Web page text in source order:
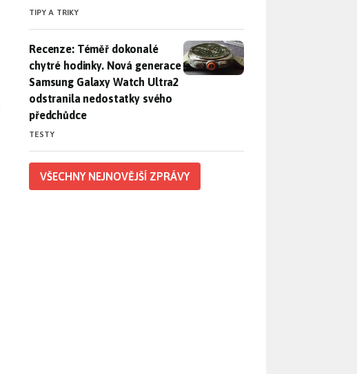
TIPY A TRIKY
Recenze: Téměř dokonalé chytré hodinky. Nová generace
Recenze: Téměř dokonalé
chytré hodinky. Nová generace
Samsung Galaxy Watch Ultra2
odstranila nedostatky svého
předchůdce
TESTY
VŠECHNY NEJNOVĚJŠÍ ZPRÁVY